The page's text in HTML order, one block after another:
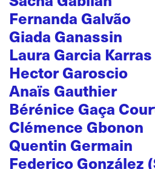
Fernanda Galvão
Giada Ganassin
Laura Garcia Karras
Hector Garoscio
Anaïs Gauthier
Bérénice Gaça
Clémence Gbonon
Quentin Germain
Federico González